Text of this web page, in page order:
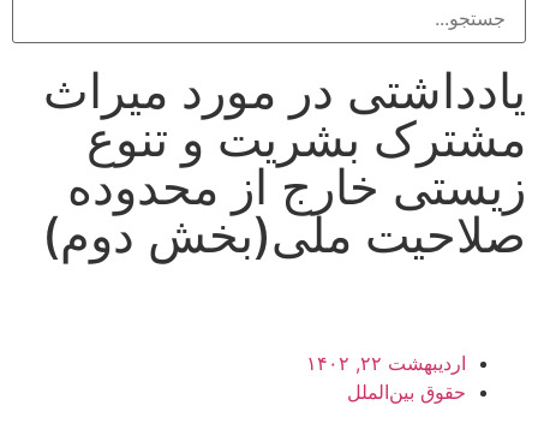
یادداشتی در مورد میراث
مشترک بشریت و تنوع
زیستی خارج از محدوده
صلاحیت ملی(بخش دوم)
اردیبهشت ۲۲, ۱۴۰۲
حقوق بین‌الملل